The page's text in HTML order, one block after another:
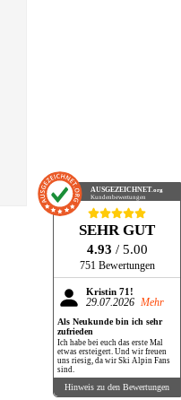
AUSGEZEICHNET.org
Kundenbewertungen
SEHR GUT
4.93 / 5.00
751 Bewertungen
Kristin 71!
29.07.2026 Mehr
Als Neukunde bin ich sehr
zufrieden
Ich habe bei euch das erste Mal
etwas ersteigert. Und wir freuen
uns riesig, da wir Ski Alpin Fans
sind.
Hinweis zu den Bewertungen